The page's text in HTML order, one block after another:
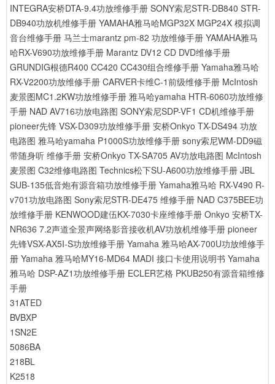
INTEGRA安桥DTA-9.4功放维修手册 SONY索尼STR-DB840 STR-
DB940功放机维修手册 YAMAHA雅马哈MGP32X MGP24X 模拟调
音台维修手册 马兰士marantz pm-82 功放维修手册 YAMAHA雅马
哈RX-V690功放维修手册 Marantz DV12 CD DVD维修手册
GRUNDIG根德R400 CC420 CC430组合维修手册 Yamaha雅马哈
RX-V2200功放维修手册 CARVER卡维C-1前级维修手册 McIntosh
麦景图MC1.2KW功放维修手册 雅马哈yamaha HTR-6060功放维修
手册 NAD AV716功放电路图 SONY索尼SDP-VF1 CD机维修手册
pioneer先锋 VSX-D309功放维修手册 安桥Onkyo TX-DS494 功放
电路图 雅马哈yamaha P1000S功放维修手册 sony索尼WM-DD9磁
带随身听 维修手册 安桥Onkyo TX-SA705 AV功放电路图 McIntosh
麦景图 C32维修电路图 Technics松下SU-A600功放维修手册 JBL
SUB-135低音炮有源音箱功放维修手册 Yamaha雅马哈 RX-V490 R-
v701功放电路图 Sony索尼STR-DE475 维修手册 NAD C375BEE功
放维修手册 KENWOOD建伍KX-7030卡座维修手册 Onkyo 安桥TX-
NR636 7.2声道全景声网络影音接收机AV功放机维修手册 pioneer
先锋VSX-AX5I-S功放维修手册 Yamaha 雅马哈AX-700U功放维修手
册 Yamaha 雅马哈MY16-MD64 MADI 接口卡使用说明书 Yamaha
雅马哈 DSP-AZ1功放维修手册 ECLER艺格 PKUB250有源音箱维修
手册
31ATED
BVBXP
1SN2E
5086BA
218BL
K2518